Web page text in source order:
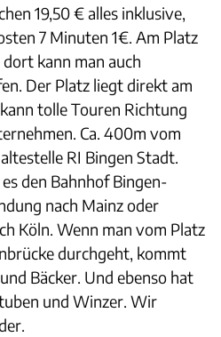
19,50 € alles inklusive,
7 Minuten 1€. Am Platz
kann man auch
Der Platz liegt direkt am
tolle Touren Richtung
Ca. 400m vom
RI Bingen Stadt.
den Bahnhof Bingen-
nach Mainz oder
Köln. Wenn man vom Platz
durchgeht, kommt
Bäcker. Und ebenso hat
und Winzer. Wir